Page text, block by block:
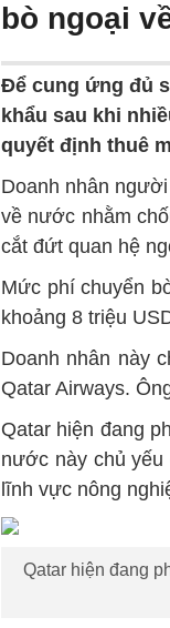
bò ngoại
Để cung ứng đủ
khẩu sau khi
quyết định thuê
Doanh nhân
về nước nhằm
cắt đứt quan hệ
Mức phí chuyển
khoảng 8 triệu
Doanh nhân này
Qatar Airways.
Qatar hiện đang
nước này chủ yếu
lĩnh vực nông
Qatar hiện đang